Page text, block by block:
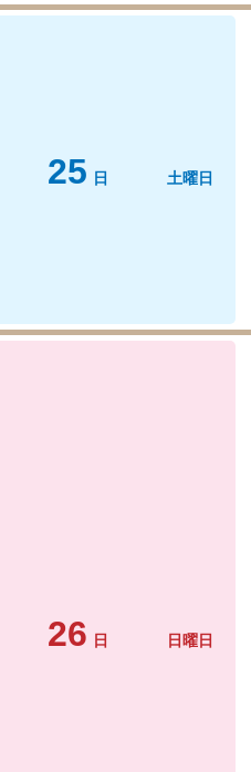
25 日 土曜日
26 日 日曜日